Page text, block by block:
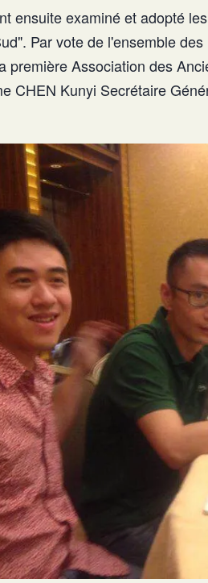
ensuite examiné et adopté
Par vote de l'ensemble
première Association des
CHEN Kunyi Secrétaire